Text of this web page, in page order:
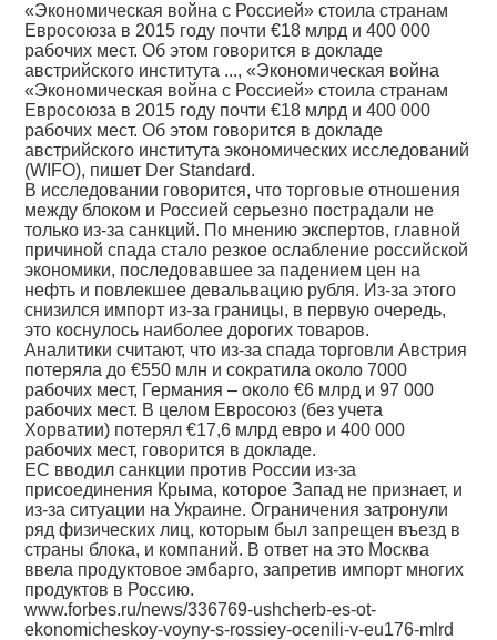
«Экономическая война с Россией» стоила странам
Евросоюза в 2015 году почти €18 млрд и 400 000
рабочих мест. Об этом говорится в докладе
австрийского института ..., «Экономическая война
«Экономическая война с Россией» стоила странам
Евросоюза в 2015 году почти €18 млрд и 400 000
рабочих мест. Об этом говорится в докладе
австрийского института экономических исследований
(WIFO), пишет Der Standard.
В исследовании говорится, что торговые отношения
между блоком и Россией серьезно пострадали не
только из-за санкций. По мнению экспертов, главной
причиной спада стало резкое ослабление российской
экономики, последовавшее за падением цен на
нефть и повлекшее девальвацию рубля. Из-за этого
снизился импорт из-за границы, в первую очередь,
это коснулось наиболее дорогих товаров.
Аналитики считают, что из-за спада торговли Австрия
потеряла до €550 млн и сократила около 7000
рабочих мест, Германия – около €6 млрд и 97 000
рабочих мест. В целом Евросоюз (без учета
Хорватии) потерял €17,6 млрд евро и 400 000
рабочих мест, говорится в докладе.
ЕС вводил санкции против России из-за
присоединения Крыма, которое Запад не признает, и
из-за ситуации на Украине. Ограничения затронули
ряд физических лиц, которым был запрещен въезд в
страны блока, и компаний. В ответ на это Москва
ввела продуктовое эмбарго, запретив импорт многих
продуктов в Россию.
www.forbes.ru/news/336769-ushcherb-es-ot-
ekonomicheskoy-voyny-s-rossiey-ocenili-v-eu176-mlrd